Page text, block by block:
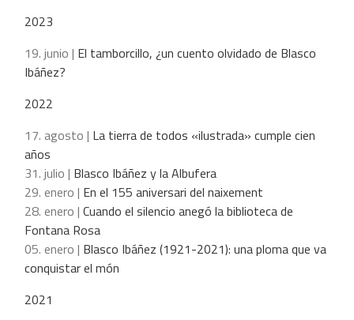
2023
19. junio | El tamborcillo, ¿un cuento olvidado de Blasco
Ibáñez?
2022
17. agosto | La tierra de todos «ilustrada» cumple cien
años
31. julio | Blasco Ibáñez y la Albufera
29. enero | En el 155 aniversari del naixement
28. enero | Cuando el silencio anegó la biblioteca de
Fontana Rosa
05. enero | Blasco Ibáñez (1921-2021): una ploma que va
conquistar el món
2021